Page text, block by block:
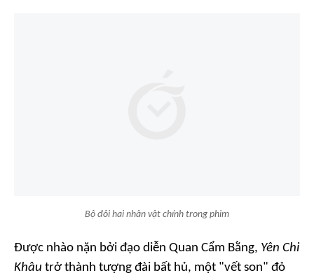
Bộ đôi hai nhân vật chính trong phim
Được nhào nặn bởi đạo diễn Quan Cẩm Bằng, Yên Chi
Khâu trở thành tượng đài bất hủ, một "vết son" đỏ